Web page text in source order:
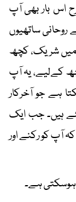
اس بار بھی آپ
ساتھیوں
شریک، کچھ
کےلیے، یہ آپ
ہے جو آخرکار
ہیں۔ جب ایک
آپ کو رکنے اور
ہوسکتی ہے۔